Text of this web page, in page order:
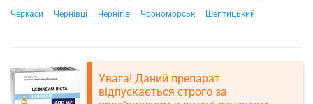
Черкаси
Чернівці Чернігів Чорноморськ Шептицький
Увага! Даний препарат
відпускається строго за